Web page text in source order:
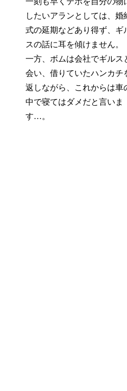
したいアランとしては、婚
式の延期などあり得ず、ギ
スの話に耳を傾けません。
一方、ボムは会社でギルス
会い、借りていたハンカチ
返しながら、これからは車
中で寝てはダメだと言いま
す…。